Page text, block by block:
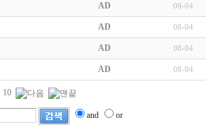
AD 08-04
AD 08-04
AD 08-04
AD 08-04
10
and or